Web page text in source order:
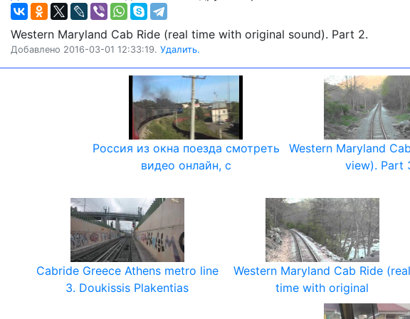
Western Maryland Cab Ride (real time with original sound). Part 2.
Добавлено 2016-03-01 12:33:19. Удалить.
Россия из окна поезда смотреть
видео онлайн, с
Western Maryland
view). Part
Cabride Greece Athens metro line
3. Doukissis Plakentias
Western Maryland Cab Ride (real
time with original